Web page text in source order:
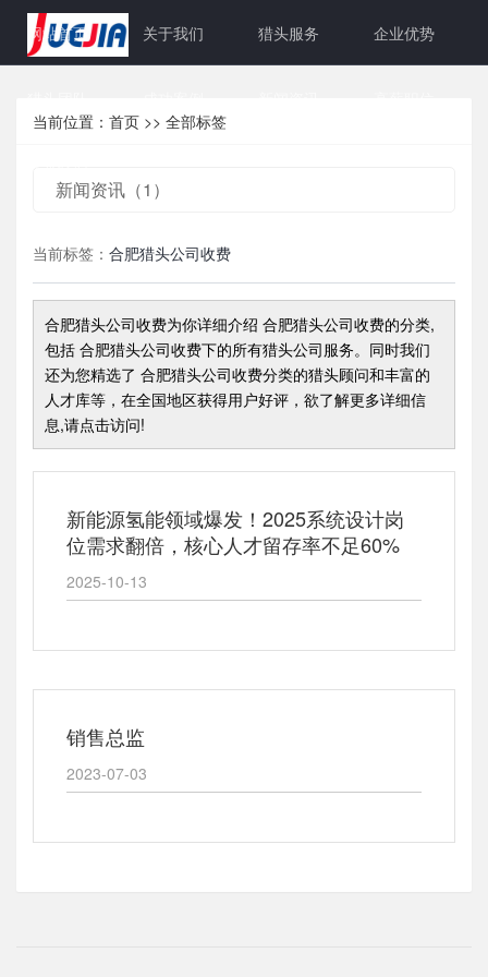
网站首页 关于我们 猎头服务 企业优势
当前位置： 首页 >> 全部标签
新闻资讯（1）
当前标签： 合肥猎头公司收费
合肥猎头公司收费为你详细介绍 合肥猎头公司收费的分类,
包括 合肥猎头公司收费下的所有猎头公司服务。同时我们
还为您精选了 合肥猎头公司收费分类的猎头顾问和丰富的
人才库等，在全国地区获得用户好评，欲了解更多详细信
息,请点击访问!
新能源氢能领域爆发！2025系统设计岗
位需求翻倍，核心人才留存率不足60%
2025-10-13
销售总监
2023-07-03